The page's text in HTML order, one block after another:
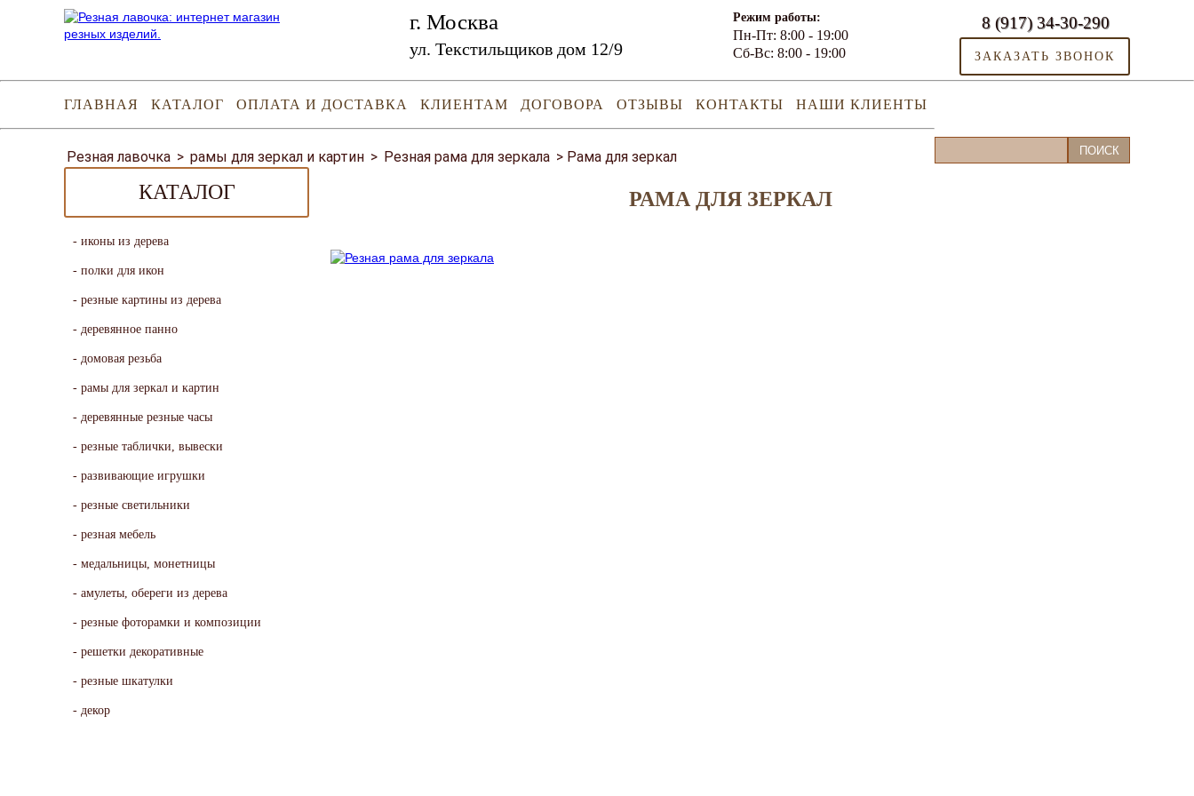
г. Москва
ул. Текстильщиков дом 12/9
Режим работы:
Пн-Пт: 8:00 - 19:00
Сб-Вс: 8:00 - 19:00
8 (917) 34-30-290
ЗАКАЗАТЬ ЗВОНОК
ГЛАВНАЯ КАТАЛОГ ОПЛАТА И ДОСТАВКА КЛИЕНТАМ ДОГОВОРА ОТЗЫВЫ КОНТАКТЫ НАШИ КЛИЕНТЫ
Резная лавочка > рамы для зеркал и картин > Резная рама для зеркала > Рама для зеркал
РАМА ДЛЯ ЗЕРКАЛ
КАТАЛОГ
иконы из дерева
полки для икон
резные картины из дерева
деревянное панно
домовая резьба
рамы для зеркал и картин
деревянные резные часы
резные таблички, вывески
развивающие игрушки
резные светильники
резная мебель
медальницы, монетницы
амулеты, обереги из дерева
резные фоторамки и композиции
решетки декоративные
резные шкатулки
декор